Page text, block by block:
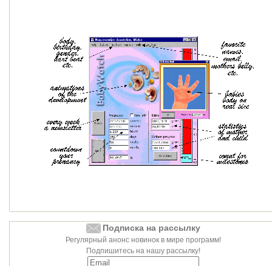
Подписка на рассылку
Регулярный анонс новинок в мире программ!
Подпишитесь на нашу рассылку!